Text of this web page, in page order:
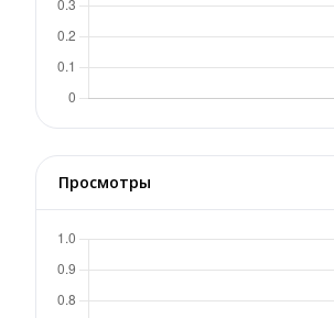
Просмотры